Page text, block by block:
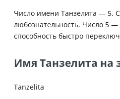
Число имени Танзелита — 5.
любознательность. Число 5 —
способность быстро
Имя Танзелита на
Tanzelita